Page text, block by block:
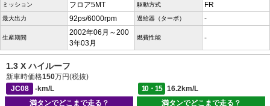
ミッション フロア5MT 駆動方式 FR
最大出力 92ps/6000rpm 過給器（ターボ） -
生産期間
2002年06月～200
3年03月
燃費性能 -
1.3 X ハイルーフ
新車時価格150万円(税抜)
JC08
-km/L 10・15
16.2km/L
満タンでどこまで走る？
満タンでどこまで走る？